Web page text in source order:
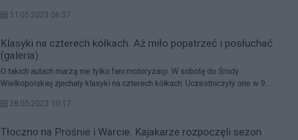
31.05.2023 06:37
Klasyki na czterech kółkach. Aż miło popatrzeć i posłuchać
(galeria)
O takich autach marzą nie tylko fani motoryzacji. W sobotę do Środy
Wielkopolskiej zjechały klasyki na czterech kółkach. Uczestniczyły one w 9.
28.05.2023 10:17
Tłoczno na Prośnie i Warcie. Kajakarze rozpoczęli sezon